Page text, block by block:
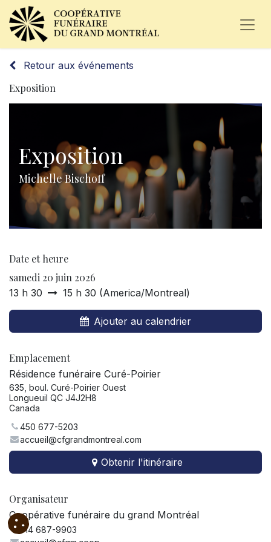
Retour aux événements
Exposition
Exposition
Michelle Bischoff
Date et heure
samedi 20 juin 2026
13 h 30 15 h 30 (America/Montreal)
Ajouter au calendrier
Emplacement
Résidence funéraire Curé-Poirier
635, boul. Curé-Poirier Ouest
Longueuil QC J4J2H8
Canada
450 677-5203
accueil@cfgrandmontreal.com
Obtenir l'itinéraire
Organisateur
Coopérative funéraire du grand Montréal
514 687-9903